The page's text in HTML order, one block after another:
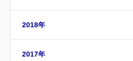
2018年
2017年